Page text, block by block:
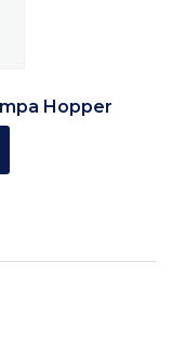
Hopper